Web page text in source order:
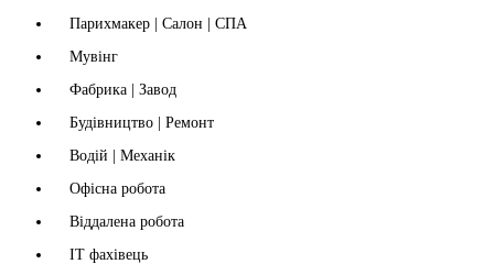
Парихмакер | Салон | СПА
Мувінг
Фабрика | Завод
Будівництво | Ремонт
Водій | Механік
Офісна робота
Віддалена робота
IT фахівець